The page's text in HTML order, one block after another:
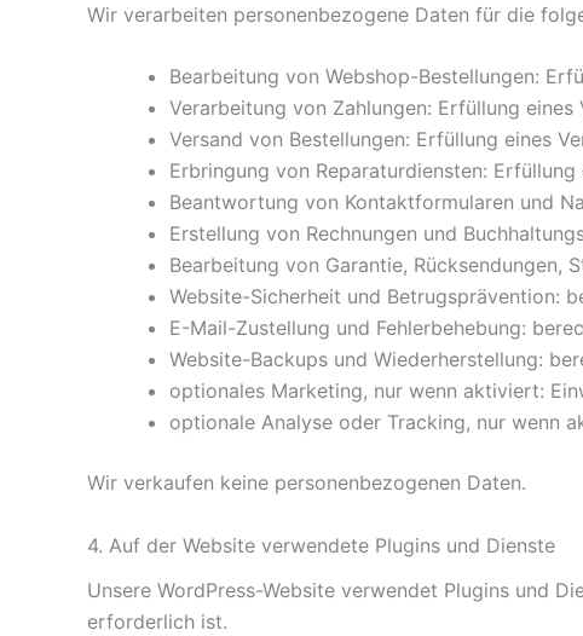
Wir verarbeiten personenbezogene Daten für die
Bearbeitung von Webshop-Bestellungen:
Verarbeitung von Zahlungen: Erfüllung eines
Versand von Bestellungen: Erfüllung eines
Erbringung von Reparaturdiensten:
Beantwortung von Kontaktformularen und
Erstellung von Rechnungen und
Bearbeitung von Garantie, Rücksendungen,
Website-Sicherheit und Betrugsprävention:
E-Mail-Zustellung und Fehlerbehebung:
Website-Backups und Wiederherstellung:
optionales Marketing, nur wenn aktiviert:
optionale Analyse oder Tracking, nur wenn
Wir verkaufen keine personenbezogenen Daten.
4. Auf der Website verwendete Plugins und Dienste
Unsere WordPress-Website verwendet Plugins und
erforderlich ist.